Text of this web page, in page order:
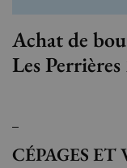
Achat de
Les
CÉPAGES ET